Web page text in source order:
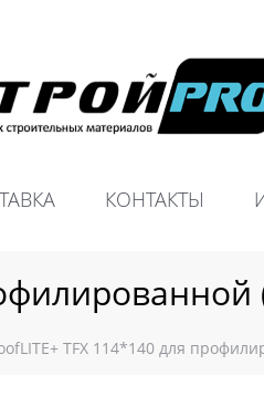
КОНТАКТЫ
TFX 114*140 для